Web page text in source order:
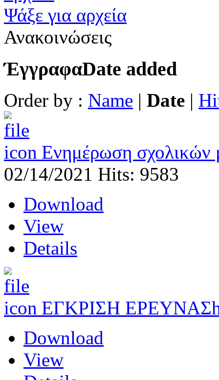
Ψάξε για αρχεία
Ανακοινώσεις
ΈγγραφαDate added
Order by : Name | Date |
Ενημέρωση
02/14/2021 Hits: 9583
Download
View
Details
ΕΓΚΡΙΣΗ ΕΡΕΥΝΑΣ
Download
View